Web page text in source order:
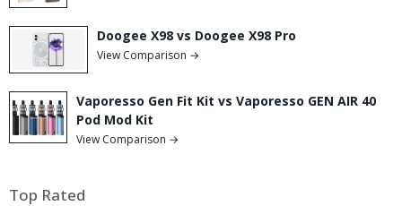
Doogee X98 vs Doogee X98 Pro
View Comparison →
Vaporesso Gen Fit Kit vs Vaporesso GEN AIR 40
Pod Mod Kit
View Comparison →
Top Rated